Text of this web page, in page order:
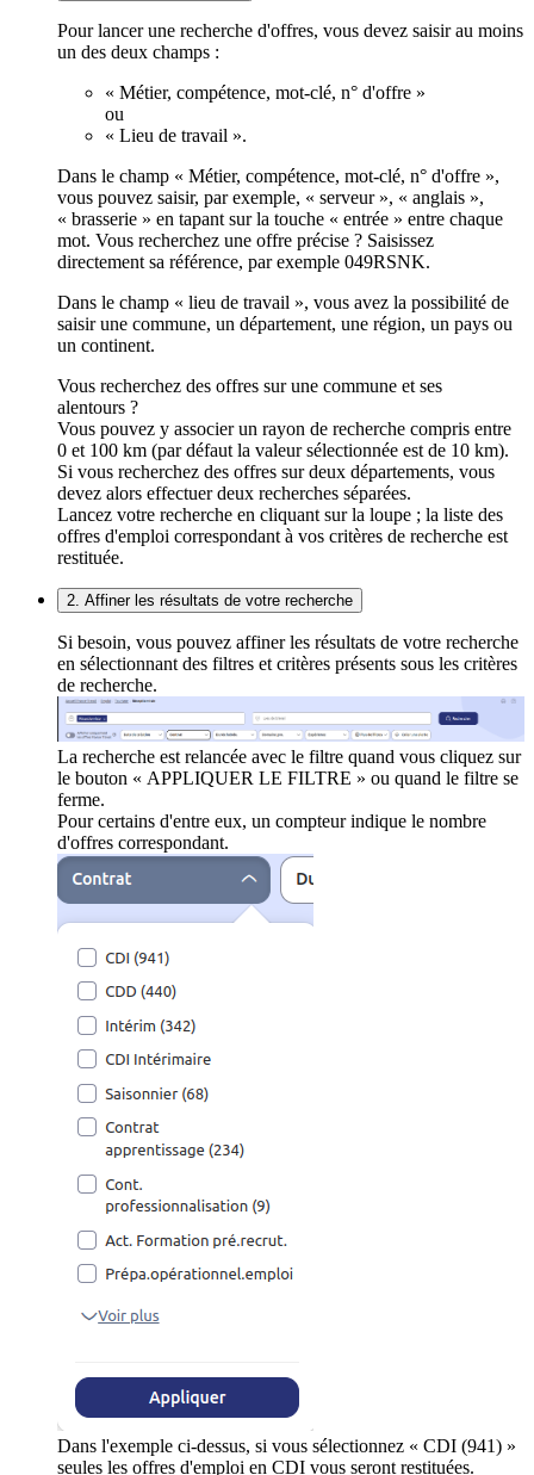
Pour lancer une recherche d'offres, vous devez saisir au moins
un des deux champs :
« Métier, compétence, mot-clé, n° d'offre »
ou
« Lieu de travail ».
Dans le champ « Métier, compétence, mot-clé, n° d'offre »,
vous pouvez saisir, par exemple, « serveur », « anglais »,
« brasserie » en tapant sur la touche « entrée » entre chaque
mot. Vous recherchez une offre précise ? Saisissez
directement sa référence, par exemple 049RSNK.
Dans le champ « lieu de travail », vous avez la possibilité de
saisir une commune, un département, une région, un pays ou
un continent.
Vous recherchez des offres sur une commune et ses
alentours ?
Vous pouvez y associer un rayon de recherche compris entre
0 et 100 km (par défaut la valeur sélectionnée est de 10 km).
Si vous recherchez des offres sur deux départements, vous
devez alors effectuer deux recherches séparées.
Lancez votre recherche en cliquant sur la loupe ; la liste des
offres d'emploi correspondant à vos critères de recherche est
restituée.
2. Affiner les résultats de votre recherche
Si besoin, vous pouvez affiner les résultats de votre recherche
en sélectionnant des filtres et critères présents sous les critères
de recherche.
La recherche est relancée avec le filtre quand vous cliquez sur
le bouton « APPLIQUER LE FILTRE » ou quand le filtre se
ferme.
Pour certains d'entre eux, un compteur indique le nombre
d'offres correspondant.
Dans l'exemple ci-dessus, si vous sélectionnez « CDI (941) »
seules les offres d'emploi en CDI vous seront restituées.